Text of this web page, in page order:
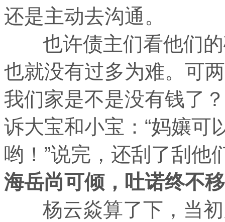
还是主动去沟通。
也许债主们看他们的
也就没有过多为难。可
我们家是不是没有钱了
诉大宝和小宝：“妈孃可
哟！”说完，还刮了刮他
海岳尚可倾，吐诺终不移
杨云焱算了下，当初